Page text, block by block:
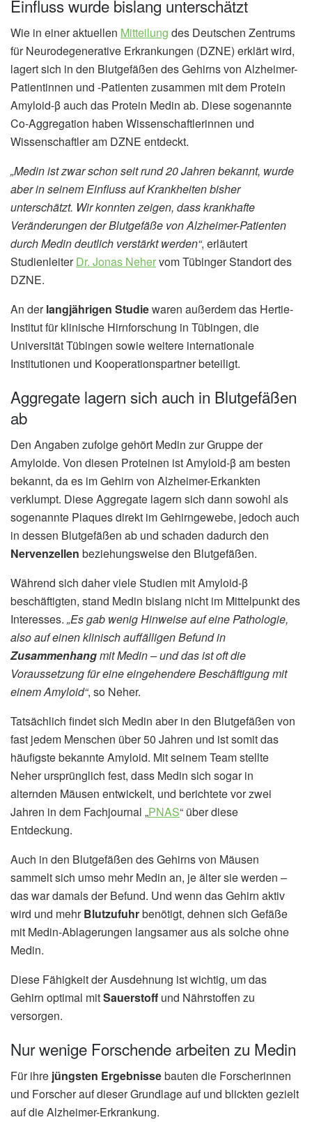
Einfluss wurde bislang unterschätzt
Wie in einer aktuellen Mitteilung des Deutschen Zentrums
für Neurodegenerative Erkrankungen (DZNE) erklärt wird,
lagert sich in den Blutgefäßen des Gehirns von Alzheimer-
Patientinnen und -Patienten zusammen mit dem Protein
Amyloid-β auch das Protein Medin ab. Diese sogenannte
Co-Aggregation haben Wissenschaftlerinnen und
Wissenschaftler am DZNE entdeckt.
„Medin ist zwar schon seit rund 20 Jahren bekannt, wurde
aber in seinem Einfluss auf Krankheiten bisher
unterschätzt. Wir konnten zeigen, dass krankhafte
Veränderungen der Blutgefäße von Alzheimer-Patienten
durch Medin deutlich verstärkt werden“, erläutert
StudienleiterDr. Jonas Nehervom Tübinger Standort des
DZNE.
An derlangjährigen Studiewaren außerdem das Hertie-
Institut für klinische Hirnforschung in Tübingen, die
Universität Tübingen sowie weitere internationale
Institutionen und Kooperationspartner beteiligt.
Aggregate lagern sich auch in Blutgefäßen
ab
Den Angaben zufolge gehört Medin zur Gruppe der
Amyloide. Von diesen Proteinen ist Amyloid-β am besten
bekannt, da es im Gehirn von Alzheimer-Erkankten
verklumpt. Diese Aggregate lagern sich dann sowohl als
sogenannte Plaques direkt im Gehirngewebe, jedoch auch
in dessen Blutgefäßen ab und schaden dadurch den
Nervenzellen beziehungsweise den Blutgefäßen.
Während sich daher viele Studien mit Amyloid-β
beschäftigten, stand Medin bislang nicht im Mittelpunkt des
Interesses. „Es gab wenig Hinweise auf eine Pathologie,
also auf einen klinisch auffälligen Befund in
Zusammenhangmit Medin – und das ist oft die
Voraussetzung für eine eingehendere Beschäftigung mit
einem Amyloid“, so Neher.
Tatsächlich findet sich Medin aber in den Blutgefäßen von
fast jedem Menschen über 50 Jahren und ist somit das
häufigste bekannte Amyloid. Mit seinem Team stellte
Neher ursprünglich fest, dass Medin sich sogar in
alternden Mäusen entwickelt, und berichtete vor zwei
Jahren in dem Fachjournal „PNAS“ über diese
Entdeckung.
Auch in den Blutgefäßen des Gehirns von Mäusen
sammelt sich umso mehr Medin an, je älter sie werden –
das war damals der Befund. Und wenn das Gehirn aktiv
wird und mehrBlutzufuhrbenötigt, dehnen sich Gefäße
mit Medin-Ablagerungen langsamer aus als solche ohne
Medin.
Diese Fähigkeit der Ausdehnung ist wichtig, um das
Gehirn optimal mitSauerstoff und Nährstoffen zu
versorgen.
Nur wenige Forschende arbeiten zu Medin
Für ihre jüngsten Ergebnissebauten die Forscherinnen
und Forscher auf dieser Grundlage auf und blickten gezielt
auf die Alzheimer-Erkrankung.